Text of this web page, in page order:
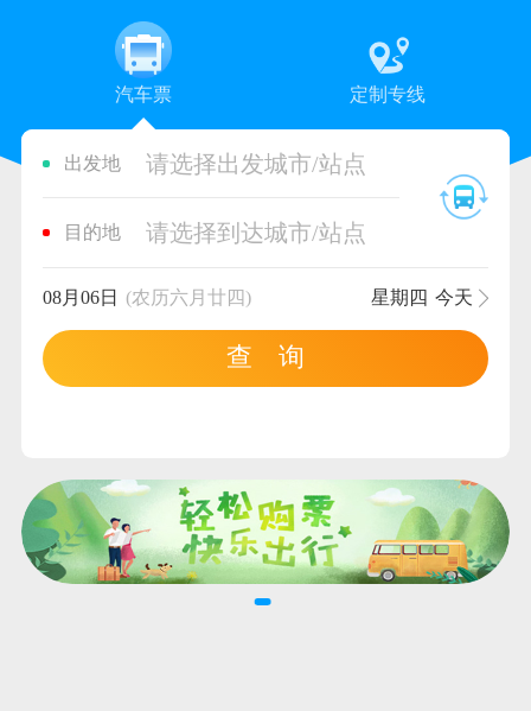
汽车票 定制专线
出发地 请选择出发城市/站点
目的地 请选择到达城市/站点
08月06日 (农历六月廿四) 星期四 今天
查 询